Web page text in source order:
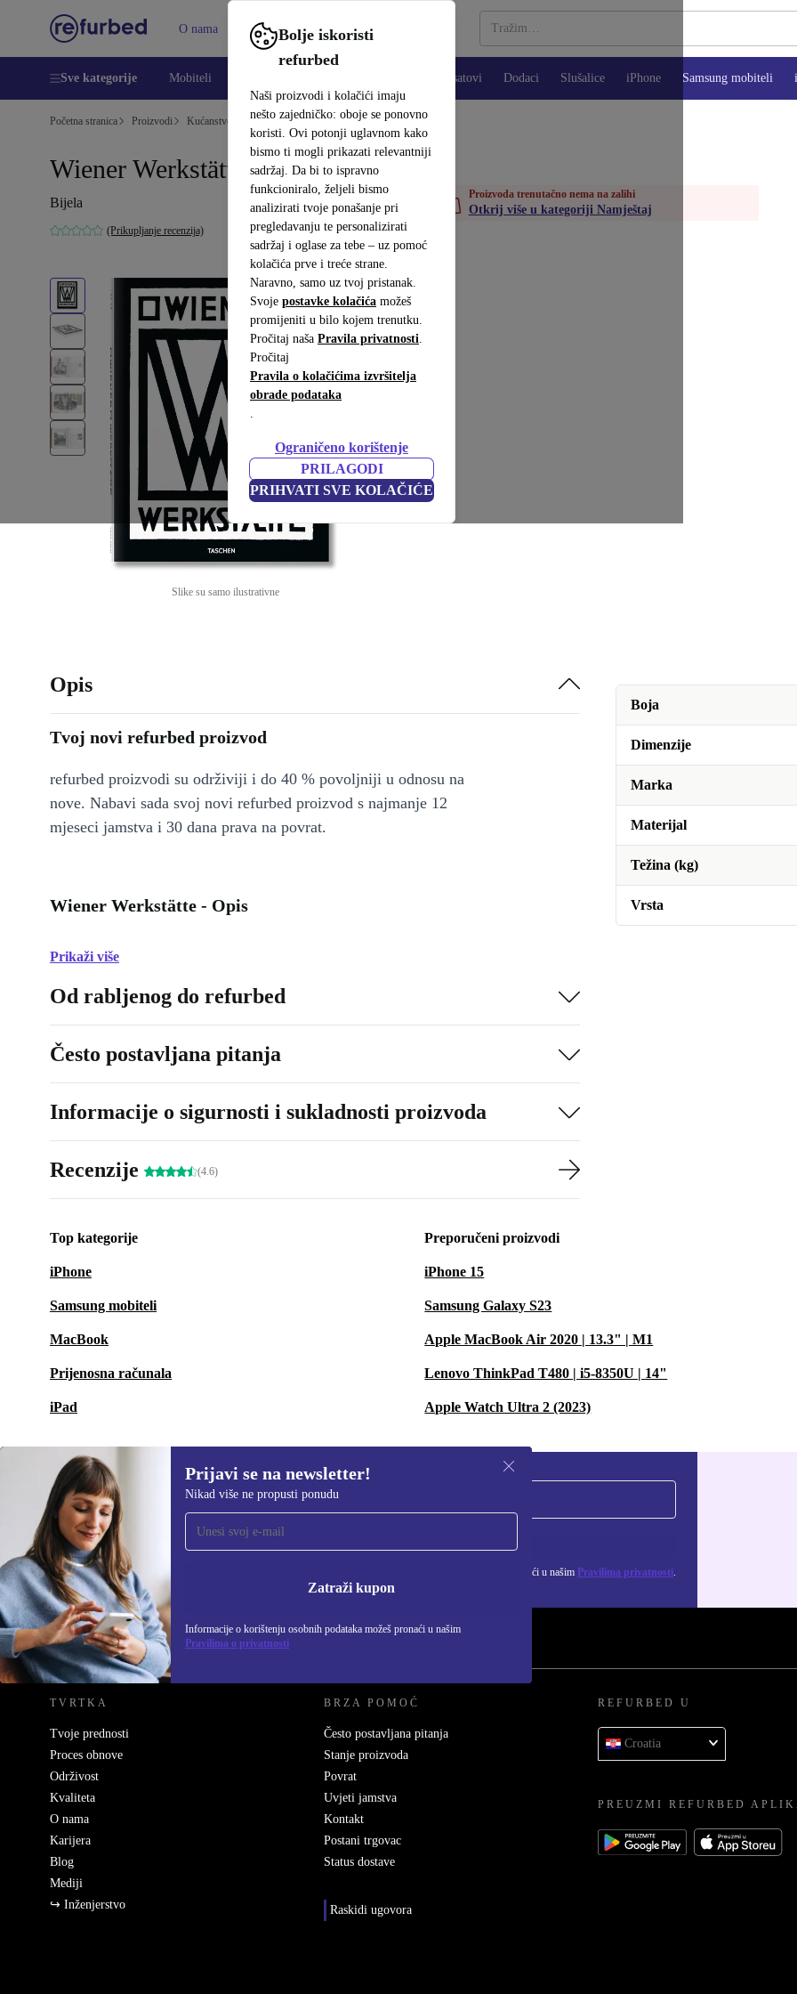
Bolje iskoristi
refurbed
Naši proizvodi i kolačići imaju
nešto zajedničko: oboje se ponovno
koristi. Ovi potonji uglavnom kako
bismo ti mogli prikazati relevantniji
sadržaj. Da bi to ispravno
funkcioniralo, željeli bismo
analizirati tvoje ponašanje pri
pregledavanju te personalizirati
sadržaj i oglase za tebe – uz pomoć
kolačića prve i treće strane.
Naravno, samo uz tvoj pristanak.
Svoje postavke kolačića možeš
promijeniti u bilo kojem trenutku.
Pročitaj naša Pravila privatnosti.
Pročitaj
Pravila o kolačićima izvršitelja
obrade podataka
.
Ograničeno korištenje
PRILAGODI
PRIHVATI SVE KOLAČIĆE
O nama Pomoć
Sve kategorije Mobiteli Pametni satovi Dodaci Slušalice iPhone Samsung mobiteli
Početna stranica Proizvodi Kućanstvo Namještaj
Wiener Werkstätte
Bijela
(Prikupljanje recenzija)
Slike su samo ilustrativne
Proizvoda trenutačno nema na zalihi
Otkrij više u kategoriji Namještaj
Boja
Dimenzije
Marka
Materijal
Težina (kg)
Vrsta
Opis
Tvoj novi refurbed proizvod
refurbed proizvodi su održiviji i do 40 % povoljniji u odnosu na
nove. Nabavi sada svoj novi refurbed proizvod s najmanje 12
mjeseci jamstva i 30 dana prava na povrat.
Wiener Werkstätte - Opis
Prikaži više
Od rabljenog do refurbed
Često postavljana pitanja
Informacije o sigurnosti i sukladnosti proizvoda
Recenzije (4.6)
Top kategorije
iPhone
Samsung mobiteli
MacBook
Prijenosna računala
iPad
Preporučeni proizvodi
iPhone 15
Samsung Galaxy S23
Apple MacBook Air 2020 | 13.3" | M1
Lenovo ThinkPad T480 | i5-8350U | 14"
Apple Watch Ultra 2 (2023)
Prijavi se na newsletter!
Nikad više ne propusti ponudu
Zatraži kupon
Informacije o korištenju osobnih podataka možeš pronaći u našim
Pravilima o privatnosti
Prijavi se na newsletter!
Nikad više ne propusti ponudu. Zatraži kupon
Informacije o korištenju osobnih podataka možeš pronaći u našim Pravilima privatnosti.
REFURBED HRVATSKA - RETHINK NEW.
TVRTKA
Tvoje prednosti
Proces obnove
Održivost
Kvaliteta
O nama
Karijera
Blog
Mediji
↪ Inženjerstvo
BRZA POMOĆ
Često postavljana pitanja
Stanje proizvoda
Povrat
Uvjeti jamstva
Kontakt
Postani trgovac
Status dostave
Raskidi ugovora
REFURBED U
Croatia
PREUZMI REFURBED